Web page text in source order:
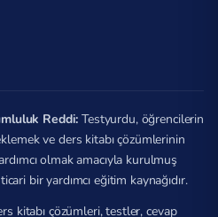
Reddi: Testyurdu, öğrencilerin
ve ders kitabı çözümlerinin
olmak amacıyla kurulmuş
bir yardımcı eğitim kaynağıdır.
kitabı çözümleri, testler, cevap